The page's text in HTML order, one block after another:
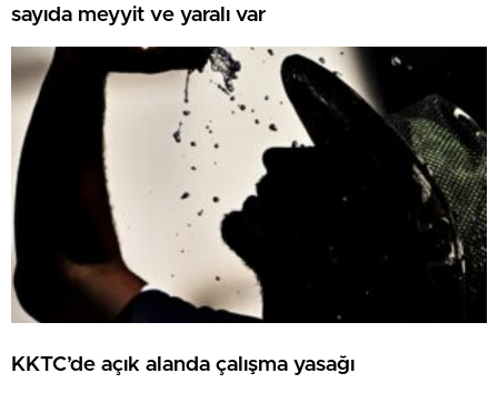
sayıda meyyit ve yaralı var
KKTC’de açık alanda çalışma yasağı